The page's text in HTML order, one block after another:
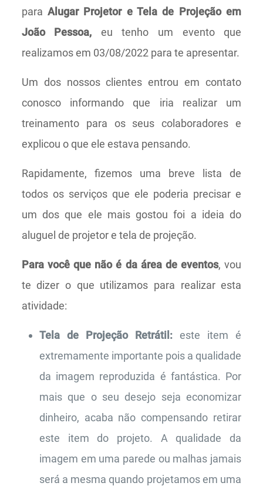
para Alugar Projetor e Tela de Projeção em
João Pessoa, eu tenho um evento que
realizamos em 03/08/2022 para te apresentar.
Um dos nossos clientes entrou em contato
conosco informando que iria realizar um
treinamento para os seus colaboradores e
explicou o que ele estava pensando.
Rapidamente, fizemos uma breve lista de
todos os serviços que ele poderia precisar e
um dos que ele mais gostou foi a ideia do
aluguel de projetor e tela de projeção.
Para você que não é da área de eventos, vou
te dizer o que utilizamos para realizar esta
atividade:
Tela de Projeção Retrátil: este item é
extremamente importante pois a qualidade
da imagem reproduzida é fantástica. Por
mais que o seu desejo seja economizar
dinheiro, acaba não compensando retirar
este item do projeto. A qualidade da
imagem em uma parede ou malhas jamais
será a mesma quando projetamos em uma